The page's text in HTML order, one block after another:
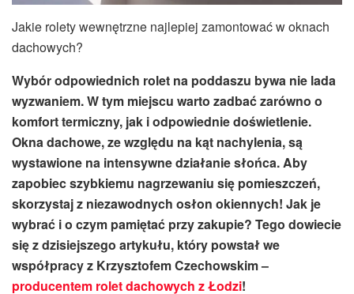
Jakie rolety wewnętrzne najlepiej zamontować w oknach
dachowych?
Wybór odpowiednich rolet na poddaszu bywa nie lada
wyzwaniem. W tym miejscu warto zadbać zarówno o
komfort termiczny, jak i odpowiednie doświetlenie.
Okna dachowe, ze względu na kąt nachylenia, są
wystawione na intensywne działanie słońca. Aby
zapobiec szybkiemu nagrzewaniu się pomieszczeń,
skorzystaj z niezawodnych osłon okiennych! Jak je
wybrać i o czym pamiętać przy zakupie? Tego dowiecie
się z dzisiejszego artykułu, który powstał we
współpracy z Krzysztofem Czechowskim –
producentem rolet dachowych z Łodzi!